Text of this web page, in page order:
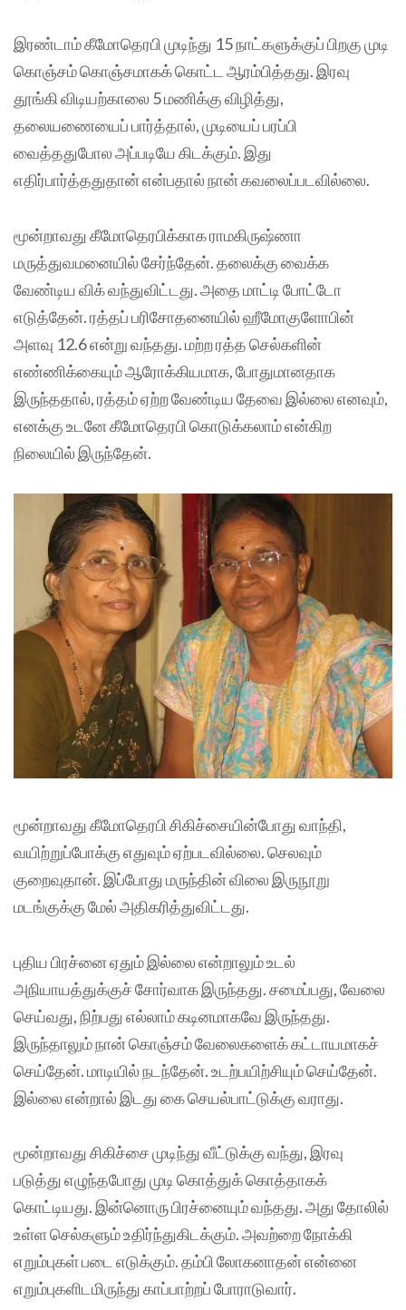
இரண்டாம் கீமோதெரபி முடிந்து 15 நாட்களுக்குப் பிறகு முடி
கொஞ்சம் கொஞ்சமாகக் கொட்ட ஆரம்பித்தது. இரவு
தூங்கி விடியற்காலை 5 மணிக்கு விழித்து,
தலையணையைப் பார்த்தால், முடியைப் பரப்பி
வைத்ததுபோல அப்படியே கிடக்கும். இது
எதிர்பார்த்ததுதான் என்பதால் நான் கவலைப்படவில்லை.
மூன்றாவது கீமோதெரபிக்காக ராமகிருஷ்ணா
மருத்துவமனையில் சேர்ந்தேன். தலைக்கு வைக்க
வேண்டிய விக் வந்துவிட்டது. அதை மாட்டி போட்டோ
எடுத்தேன். ரத்தப் பரிசோதனையில் ஹீமோகுளோபின்
அளவு 12.6 என்று வந்தது. மற்ற ரத்த செல்களின்
எண்ணிக்கையும் ஆரோக்கியமாக, போதுமானதாக
இருந்ததால், ரத்தம் ஏற்ற வேண்டிய தேவை இல்லை எனவும்,
எனக்கு உடனே கீமோதெரபி கொடுக்கலாம் என்கிற
நிலையில் இருந்தேன்.
மூன்றாவது கீமோதெரபி சிகிச்சையின்போது வாந்தி,
வயிற்றுப்போக்கு எதுவும் ஏற்படவில்லை. செலவும்
குறைவுதான். இப்போது மருந்தின் விலை இருநூறு
மடங்குக்கு மேல் அதிகரித்துவிட்டது.
புதிய பிரச்னை ஏதும் இல்லை என்றாலும் உடல்
அநியாயத்துக்குச் சோர்வாக இருந்தது. சமைப்பது, வேலை
செய்வது, நிற்பது எல்லாம் கடினமாகவே இருந்தது.
இருந்தாலும் நான் கொஞ்சம் வேலைகளைக் கட்டாயமாகச்
செய்தேன். மாடியில் நடந்தேன். உடற்பயிற்சியும் செய்தேன்.
இல்லை என்றால் இடது கை செயல்பாட்டுக்கு வராது.
மூன்றாவது சிகிச்சை முடிந்து வீட்டுக்கு வந்து, இரவு
படுத்து எழுந்தபோது முடி கொத்துக் கொத்தாகக்
கொட்டியது. இன்னொரு பிரச்னையும் வந்தது. அது தோலில்
உள்ள செல்களும் உதிர்ந்துகிடக்கும். அவற்றை நோக்கி
எறும்புகள் படை எடுக்கும். தம்பி லோகனாதன் என்னை
எறும்புகளிடமிருந்து காப்பாற்றப் போராடுவார்.